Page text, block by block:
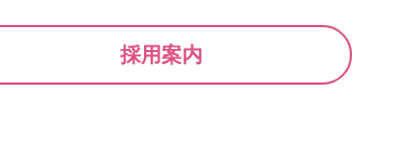
採用案内